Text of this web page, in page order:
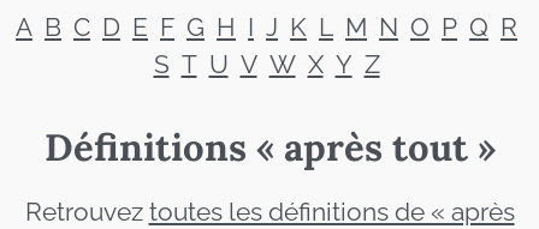
A B C D E F G H I J K L M N O P Q R
S T U V W X Y Z
Définitions « après tout »
Retrouvez toutes les définitions de « après